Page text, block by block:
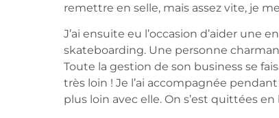
remettre en selle, mais assez vite, je
J’ai ensuite eu l’occasion d’aider une
skateboarding. Une personne
Toute la gestion de son business se
très loin ! Je l’ai accompagnée
plus loin avec elle. On s’est quittées